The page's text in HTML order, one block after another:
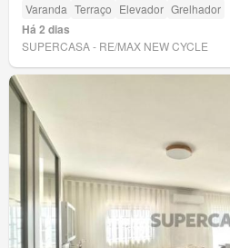
Varanda Terraço Elevador Grelhador
Há 2 dias
SUPERCASA - RE/MAX NEW CYCLE